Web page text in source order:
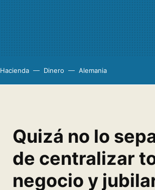
Hacienda Dinero Alemania
Quizá no lo
de centralizar
negocio y